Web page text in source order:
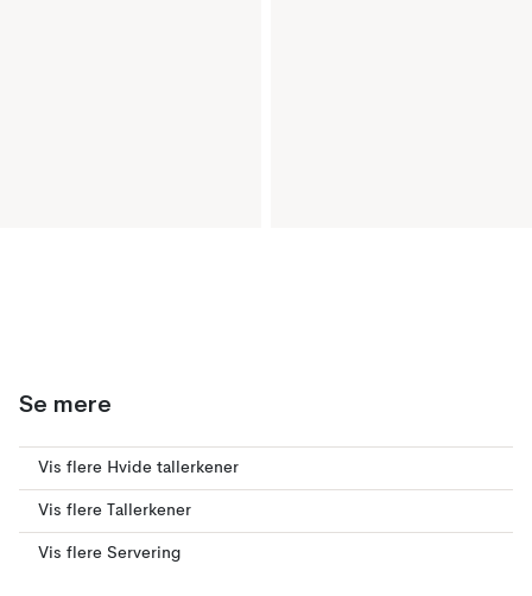
Se mere
Vis flere Hvide tallerkener
Vis flere Tallerkener
Vis flere Servering